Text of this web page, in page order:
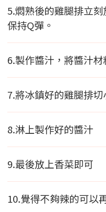
5.燜熟後的雞腿排立
保持Q彈。
6.製作醬汁，將醬汁
7.將冰鎮好的雞腿排
8.淋上製作好的醬汁
9.最後放上香菜即可
10.覺得不夠辣的可以